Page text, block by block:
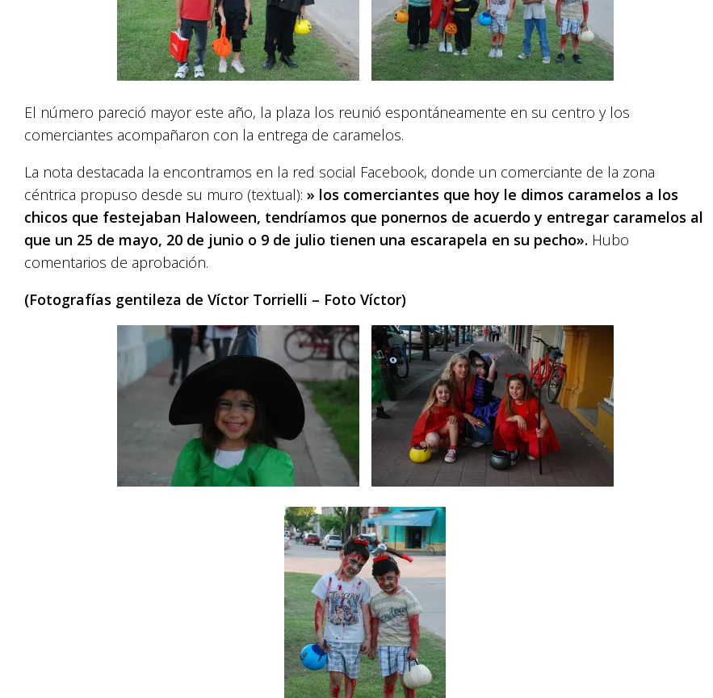
El número pareció mayor este año, la plaza los reunió espontáneamente en su centro y los
comerciantes acompañaron con la entrega de caramelos.
La nota destacada la encontramos en la red social Facebook, donde un comerciante de la zona
céntrica propuso desde su muro (textual): » los comerciantes que hoy le dimos caramelos a los
chicos que festejaban Haloween, tendríamos que ponernos de acuerdo y entregar caramelos al
que un 25 de mayo, 20 de junio o 9 de julio tienen una escarapela en su pecho». Hubo
comentarios de aprobación.
(Fotografías gentileza de Víctor Torrielli – Foto Víctor)